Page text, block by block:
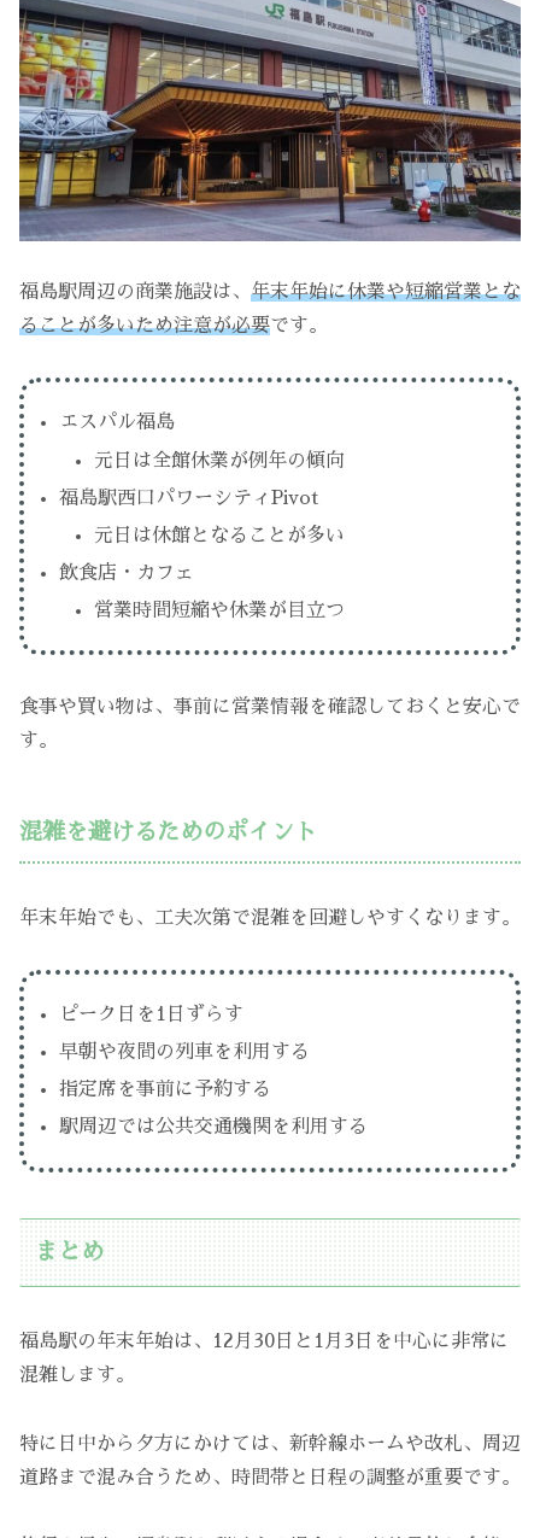
福島駅周辺の商業施設は、 年末年始に休業や短縮営業とな
ることが多いため注意が必要です。
エスパル福島
元日は全館休業が例年の傾向
福島駅西口パワーシティPivot
元日は休館となることが多い
飲食店・カフェ
営業時間短縮や休業が目立つ
食事や買い物は、事前に営業情報を確認しておくと安心で
す。
混雑を避けるためのポイント
年末年始でも、工夫次第で混雑を回避しやすくなります。
ピーク日を1日ずらす
早朝や夜間の列車を利用する
指定席を事前に予約する
駅周辺では公共交通機関を利用する
まとめ
福島駅の年末年始は、12月30日と1月3日を中心に非常に
混雑します。
特に日中から夕方にかけては、新幹線ホームや改札、周辺
道路まで混み合うため、時間帯と日程の調整が重要です。